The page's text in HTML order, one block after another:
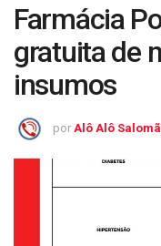
Farmácia
gratuita de
insumos
por Alô Alô